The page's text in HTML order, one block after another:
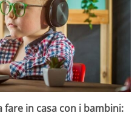
in casa con i bambini: